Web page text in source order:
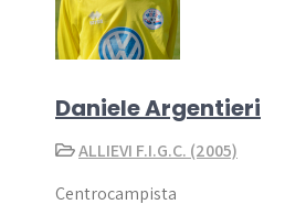
Daniele Argentieri
ALLIEVI F.I.G.C. (2005)
Centrocampista